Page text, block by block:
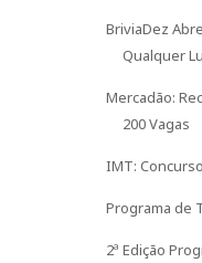
BriviaDez
Qualquer
Mercadão:
200 Vagas
IMT:
Programa de
2ª Edição